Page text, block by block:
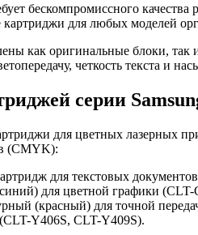
бескомпромиссного
для любых моделей
как оригинальные блоки,
четкость текста и
серии
для цветных лазерных
(CMYK):
для текстовых
для цветной графики (CLT-
(красный) для точной
Y406S, CLT-Y409S).